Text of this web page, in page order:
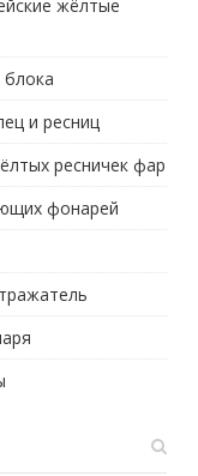
жёлтые
и ресниц
ресничек фар
фонарей